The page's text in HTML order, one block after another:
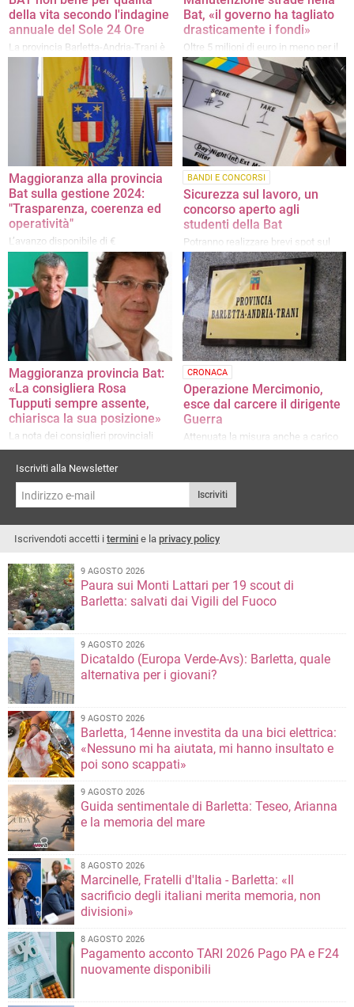
della vita secondo l'indagine
annuale del Sole 24 Ore
La provincia Barletta-Andria-Trani è
risultata 86esima nella classifica
del giornale di Confindustria
Bat, «il governo ha tagliato
drasticamente i fondi»
Oltre 5 milioni di euro in meno per il
periodo 2025–2028
Maggioranza alla provincia
Bat sulla gestione 2024:
"Trasparenza, coerenza ed
operatività"
L’avanzo disponibile di €
4.751.035,88: "Da considerarsi
assolutamente positivo e non certo
frutto di incapacità amministrativa"
BANDI E CONCORSI
Sicurezza sul lavoro, un
concorso aperto agli
studenti della Bat
Potranno realizzare brevi spot sul
tema: il vincitore sarà proiettato nei
cinema della provincia
Maggioranza provincia Bat:
«La consigliera Rosa
Tupputi sempre assente,
chiarisca la sua posizione»
La nota dei consiglieri provinciali
CRONACA
Operazione Mercimonio,
esce dal carcere il dirigente
Guerra
Attenuata la misura anche a carico
di sua moglie
Iscriviti alla Newsletter
Iscriviti
Iscrivendoti accetti i termini e la privacy policy
9 AGOSTO 2026
Paura sui Monti Lattari per 19 scout di
Barletta: salvati dai Vigili del Fuoco
9 AGOSTO 2026
Dicataldo (Europa Verde-Avs): Barletta, quale
alternativa per i giovani?
9 AGOSTO 2026
Barletta, 14enne investita da una bici elettrica:
«Nessuno mi ha aiutata, mi hanno insultato e
poi sono scappati»
9 AGOSTO 2026
Guida sentimentale di Barletta: Teseo, Arianna
e la memoria del mare
8 AGOSTO 2026
Marcinelle, Fratelli d'Italia - Barletta: «Il
sacrificio degli italiani merita memoria, non
divisioni»
8 AGOSTO 2026
Pagamento acconto TARI 2026 Pago PA e F24
nuovamente disponibili